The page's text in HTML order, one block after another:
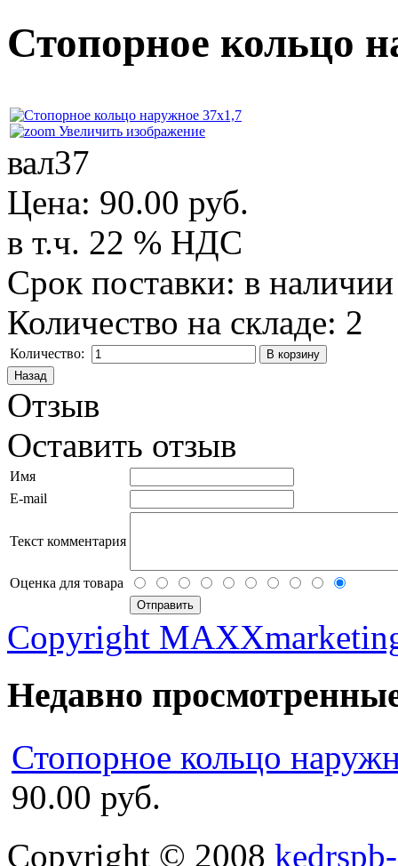
Стопорное кольцо
Увеличить изображение
вал37
Цена: 90.00 руб.
в т.ч. 22 % НДС
Срок поставки: в наличии
Количество на складе: 2
Количество:
Отзыв
Оставить отзыв
Имя
E-mail
Текст комментария
Оценка для товара
Copyright
Недавно
Стопорное кольцо
90.00 руб.
Copyright © 2008